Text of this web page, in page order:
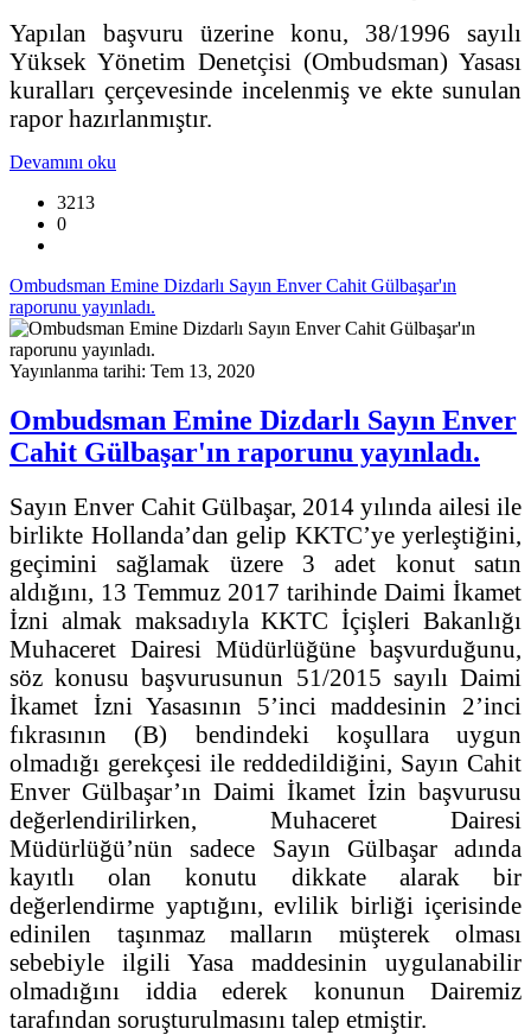
Yapılan başvuru üzerine konu, 38/1996 sayılı
Yüksek Yönetim Denetçisi (Ombudsman) Yasası
kuralları çerçevesinde incelenmiş ve ekte sunulan
rapor hazırlanmıştır.
Devamını oku
3213
0
Ombudsman Emine Dizdarlı Sayın Enver Cahit Gülbaşar'ın
raporunu yayınladı.
Yayınlanma tarihi: Tem 13, 2020
Ombudsman Emine Dizdarlı Sayın Enver
Cahit Gülbaşar'ın raporunu yayınladı.
Sayın Enver Cahit Gülbaşar, 2014 yılında ailesi ile
birlikte Hollanda’dan gelip KKTC’ye yerleştiğini,
geçimini sağlamak üzere 3 adet konut satın
aldığını, 13 Temmuz 2017 tarihinde Daimi İkamet
İzni almak maksadıyla KKTC İçişleri Bakanlığı
Muhaceret Dairesi Müdürlüğüne başvurduğunu,
söz konusu başvurusunun 51/2015 sayılı Daimi
İkamet İzni Yasasının 5’inci maddesinin 2’inci
fıkrasının (B) bendindeki koşullara uygun
olmadığı gerekçesi ile reddedildiğini, Sayın Cahit
Enver Gülbaşar’ın Daimi İkamet İzin başvurusu
değerlendirilirken, Muhaceret Dairesi
Müdürlüğü’nün sadece Sayın Gülbaşar adında
kayıtlı olan konutu dikkate alarak bir
değerlendirme yaptığını, evlilik birliği içerisinde
edinilen taşınmaz malların müşterek olması
sebebiyle ilgili Yasa maddesinin uygulanabilir
olmadığını iddia ederek konunun Dairemiz
tarafından soruşturulmasını talep etmiştir.